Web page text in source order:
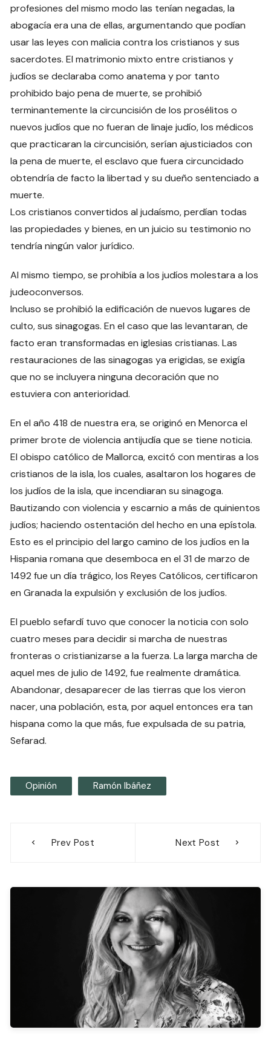
profesiones del mismo modo las tenían negadas, la
abogacía era una de ellas, argumentando que podían
usar las leyes con malicia contra los cristianos y sus
sacerdotes. El matrimonio mixto entre cristianos y
judíos se declaraba como anatema y por tanto
prohibido bajo pena de muerte, se prohibió
terminantemente la circuncisión de los prosélitos o
nuevos judíos que no fueran de linaje judío, los médicos
que practicaran la circuncisión, serían ajusticiados con
la pena de muerte, el esclavo que fuera circuncidado
obtendría de facto la libertad y su dueño sentenciado a
muerte.
Los cristianos convertidos al judaísmo, perdían todas
las propiedades y bienes, en un juicio su testimonio no
tendría ningún valor jurídico.
Al mismo tiempo, se prohibía a los judíos molestara a los
judeoconversos.
Incluso se prohibió la edificación de nuevos lugares de
culto, sus sinagogas. En el caso que las levantaran, de
facto eran transformadas en iglesias cristianas. Las
restauraciones de las sinagogas ya erigidas, se exigía
que no se incluyera ninguna decoración que no
estuviera con anterioridad.
En el año 418 de nuestra era, se originó en Menorca el
primer brote de violencia antijudía que se tiene noticia.
El obispo católico de Mallorca, excitó con mentiras a los
cristianos de la isla, los cuales, asaltaron los hogares de
los judíos de la isla, que incendiaran su sinagoga.
Bautizando con violencia y escarnio a más de quinientos
judíos; haciendo ostentación del hecho en una epístola.
Esto es el principio del largo camino de los judíos en la
Hispania romana que desemboca en el 31 de marzo de
1492 fue un día trágico, los Reyes Católicos, certificaron
en Granada la expulsión y exclusión de los judíos.
El pueblo sefardí tuvo que conocer la noticia con solo
cuatro meses para decidir si marcha de nuestras
fronteras o cristianizarse a la fuerza. La larga marcha de
aquel mes de julio de 1492, fue realmente dramática.
Abandonar, desaparecer de las tierras que los vieron
nacer, una población, esta, por aquel entonces era tan
hispana como la que más, fue expulsada de su patria,
Sefarad.
Opinión Ramón Ibáñez
Prev Post Next Post